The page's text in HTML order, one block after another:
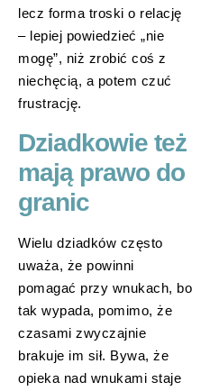
lecz forma troski o relację
– lepiej powiedzieć „nie
mogę”, niż zrobić coś z
niechęcią, a potem czuć
frustrację.
Dziadkowie też
mają prawo do
granic
Wielu dziadków często
uważa, że powinni
pomagać przy wnukach, bo
tak wypada, pomimo, że
czasami zwyczajnie
brakuje im sił. Bywa, że
opieka nad wnukami staje